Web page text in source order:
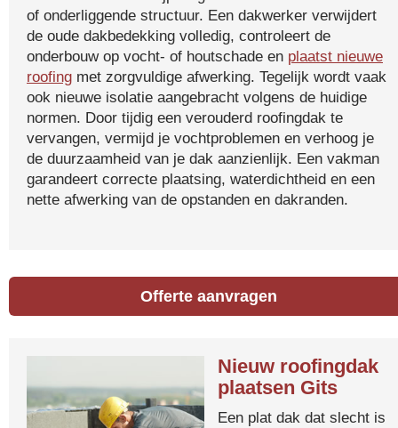
of onderliggende structuur. Een dakwerker verwijdert
de oude dakbedekking volledig, controleert de
onderbouw op vocht- of houtschade en plaatst nieuwe
roofing met zorgvuldige afwerking. Tegelijk wordt vaak
ook nieuwe isolatie aangebracht volgens de huidige
normen. Door tijdig een verouderd roofingdak te
vervangen, vermijd je vochtproblemen en verhoog je
de duurzaamheid van je dak aanzienlijk. Een vakman
garandeert correcte plaatsing, waterdichtheid en een
nette afwerking van de opstanden en dakranden.
Offerte aanvragen
Nieuw roofingdak
plaatsen Gits
Een plat dak dat slecht is